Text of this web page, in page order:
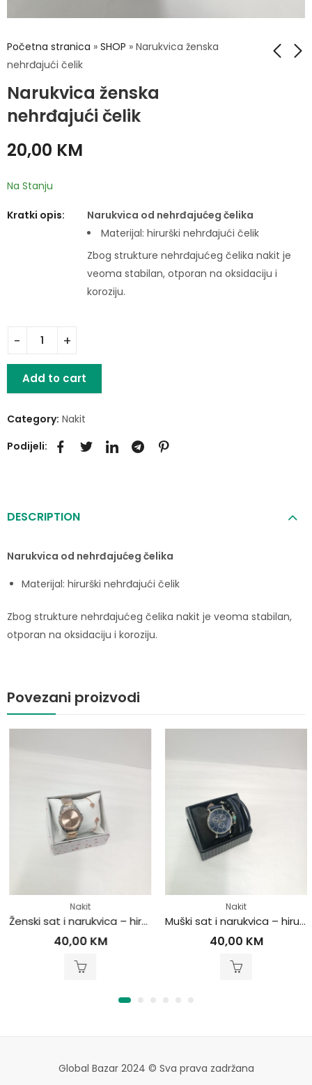
Početna stranica » SHOP » Narukvica ženska
nehrđajući čelik
Narukvica ženska
nehrđajući čelik
20,00 KM
Na Stanju
Kratki opis:
Narukvica od nehrđajućeg čelika
Materijal: hirurški nehrđajući čelik
Zbog strukture nehrđajućeg čelika nakit je
veoma stabilan, otporan na oksidaciju i
koroziju.
Add to cart
Category: Nakit
Podijeli:
DESCRIPTION
Narukvica od nehrđajućeg čelika
Materijal: hirurški nehrđajući čelik
Zbog strukture nehrđajućeg čelika nakit je veoma stabilan,
otporan na oksidaciju i koroziju.
Povezani proizvodi
Nakit
Ženski sat i narukvica – hirurški čelik
40,00 KM
Nakit
Muški sat i narukvica – hirurški čelik
40,00 KM
Global Bazar 2024 © Sva prava zadržana